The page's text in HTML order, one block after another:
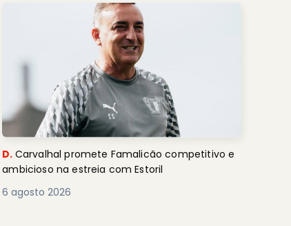
D. Carvalhal promete Famalicão competitivo e
ambicioso na estreia com Estoril
6 agosto 2026